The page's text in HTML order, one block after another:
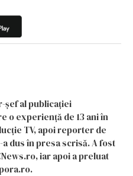
șef al publicației
o experiență de 13 ani în
TV, apoi reporter de
dus în presa scrisă. A fost
iar apoi a preluat